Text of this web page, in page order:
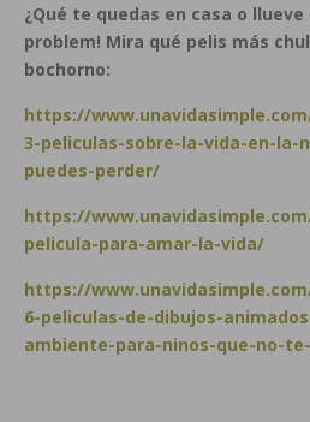
¿Qué te quedas en casa o llueve
problem! Mira qué pelis más
bochorno:
https://
3-peliculas-sobre-la-vida-en-la-
puedes-perder/
https://
pelicula-para-amar-la-vida/
https://
6-peliculas-de-dibujos-
ambiente-para-ninos-que-no-